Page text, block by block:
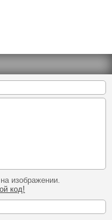
изображении.
код!